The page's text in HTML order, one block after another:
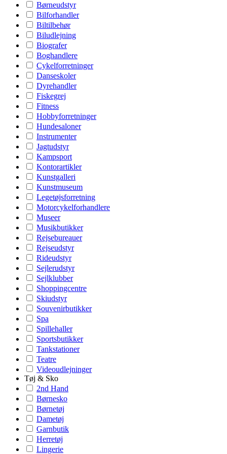
Børneudstyr
Bilforhandler
Biltilbehør
Biludlejning
Biografer
Boghandlere
Cykelforretninger
Danseskoler
Dyrehandler
Fiskegrej
Fitness
Hobbyforretninger
Hundesaloner
Instrumenter
Jagtudstyr
Kampsport
Kontorartikler
Kunstgalleri
Kunstmuseum
Legetøjsforretning
Motorcykelforhandlere
Museer
Musikbutikker
Rejsebureauer
Rejseudstyr
Rideudstyr
Sejlerudstyr
Sejlklubber
Shoppingcentre
Skiudstyr
Souvenirbutikker
Spa
Spillehaller
Sportsbutikker
Tankstationer
Teatre
Videoudlejninger
Tøj & Sko
2nd Hand
Børnesko
Børnetøj
Dametøj
Garnbutik
Herretøj
Lingerie